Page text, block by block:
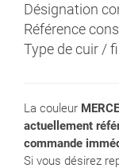
Désignation
Référence
Type de cuir /
La couleur
actuellement
commande
Si vous désirez